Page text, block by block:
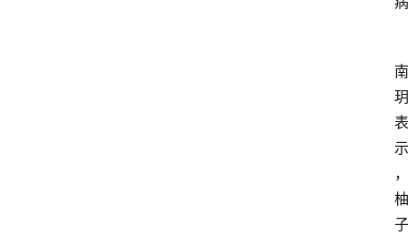
南
玥
表
示
，
柚
子